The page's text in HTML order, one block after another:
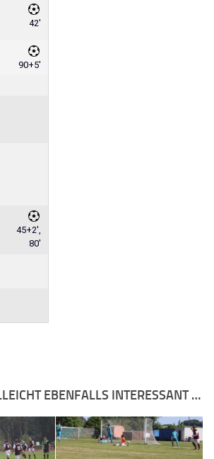
42'
90+5'
45+2',
80'
EBENFALLS INTERESSANT …